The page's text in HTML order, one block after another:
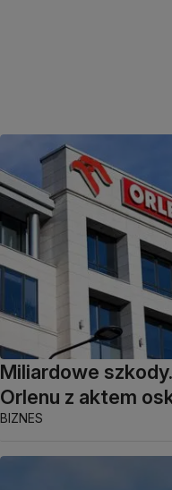
Miliardowe
Orlenu z aktem
BIZNES